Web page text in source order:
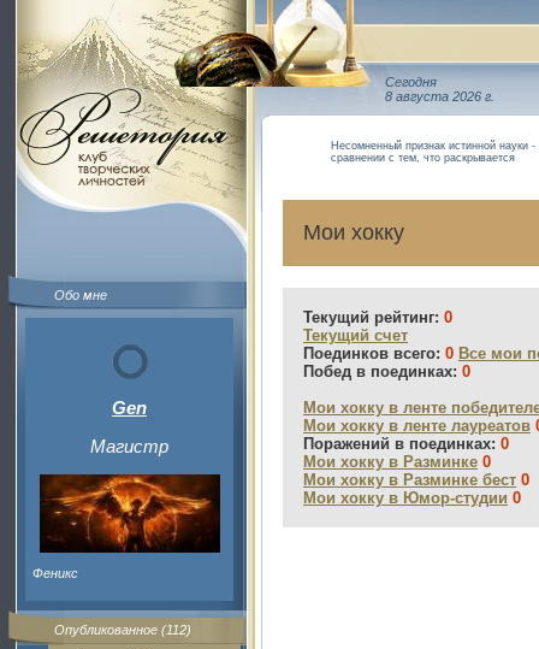
Обо мне
Gen
Магистр
Феникс
Опубликованное (112)
Сегодня
8 августа 2026 г.
Несомненный признак истинной науки
сравнении с тем, что раскрывается
Мои хокку
Текущий рейтинг: 0
Текущий счет
Поединков всего: 0 Все мои
Побед в поединках: 0
Мои хокку в ленте
Мои хокку в ленте лауреатов
Поражений в поединках: 0
Мои хокку в Разминке 0
Мои хокку в Разминке бест 0
Мои хокку в Юмор-студии 0